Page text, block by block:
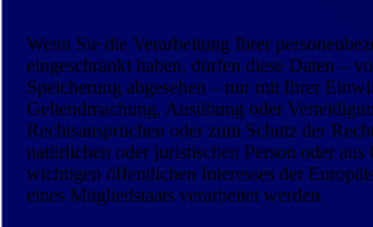
Wenn Sie die Verarbeitung Ihrer
eingeschränkt haben, dürfen diese Daten –
Speicherung abgesehen – nur mit Ihrer
Geltendmachung, Ausübung oder
Rechtsansprüchen oder zum Schutz der
natürlichen oder juristischen Person oder aus
wichtigen öffentlichen Interesses der
eines Mitgliedstaats verarbeitet werden.